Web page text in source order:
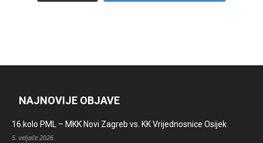
NAJNOVIJE OBJAVE
16.kolo PML – MKK Novi Zagreb vs. KK Vrijednosnice Osijek
5. veljače 2026.